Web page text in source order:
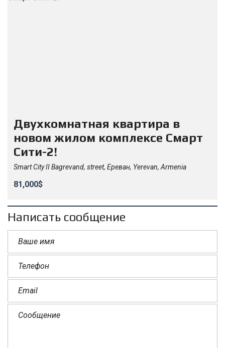
Двухкомнатная квартира в
новом жилом комплексе Смарт
Сити-2!
Smart City II Bagrevand, street, Ереван, Yerevan, Armenia
81,000$
Написать сообщение